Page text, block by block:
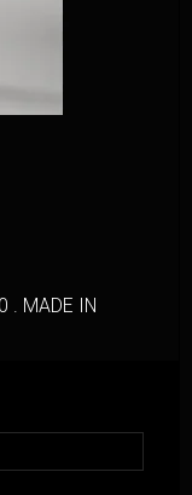
. MADE IN